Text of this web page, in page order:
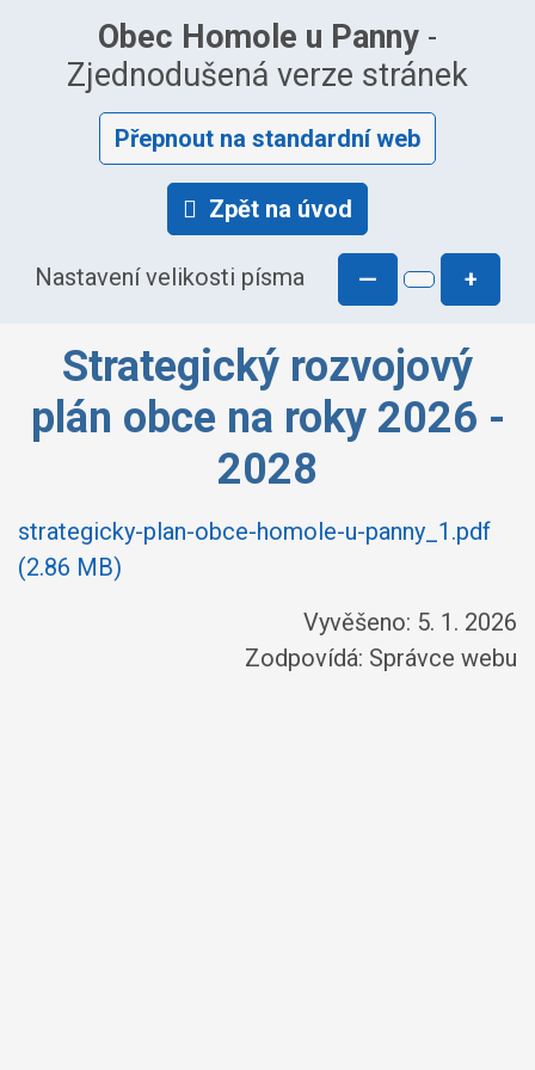
Obec Homole u Panny -
Zjednodušená verze stránek
Přepnout na standardní web
Zpět na úvod
Nastavení velikosti písma — +
Strategický rozvojový
plán obce na roky 2026 -
2028
strategicky-plan-obce-homole-u-panny_1.pdf
(2.86 MB)
Vyvěšeno: 5. 1. 2026
Zodpovídá: Správce webu